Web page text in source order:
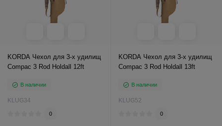
KORDA Чехол для 3-х удилищ
Compac 3 Rod Holdall 12ft
В наличии
KLUG34
0
KORDA Чехол для 3-х удилищ
Compac 3 Rod Holdall 13ft
В наличии
KLUG52
0